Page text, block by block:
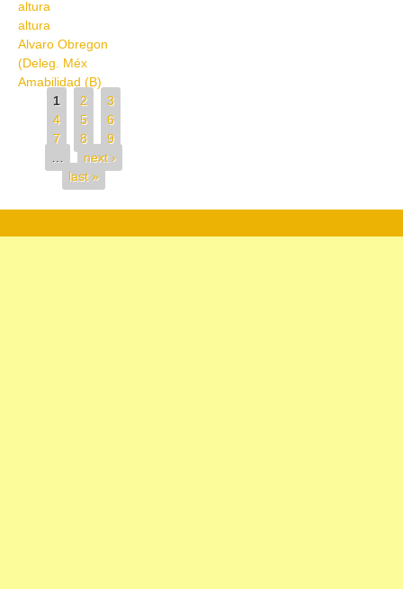
altura
altura
Alvaro Obregon
(Deleg. Méx
Amabilidad (B)
Pages
1 2
3
4
5
6
7
8
9
next ›
last »